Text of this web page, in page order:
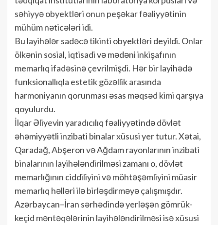
səhiyyə obyektləri onun peşəkar fəaliyyətinin
mühüm nəticələri idi.
Bu layihələr sadəcə tikinti obyektləri deyildi. Onlar
ölkənin sosial, iqtisadi və mədəni inkişafının
memarlıq ifadəsinə çevrilmişdi. Hər bir layihədə
funksionallıqla estetik gözəllik arasında
harmoniyanın qorunması əsas məqsəd kimi qarşıya
qoyulurdu.
İlqar Əliyevin yaradıcılıq fəaliyyətində dövlət
əhəmiyyətli inzibati binalar xüsusi yer tutur. Xətai,
Qaradağ, Abşeron və Ağdam rayonlarının inzibati
binalarının layihələndirilməsi zamanı o, dövlət
memarlığının ciddiliyini və möhtəşəmliyini müasir
memarlıq həlləri ilə birləşdirməyə çalışmışdır.
Azərbaycan–İran sərhədində yerləşən gömrük-
keçid məntəqələrinin layihələndirilməsi isə xüsusi